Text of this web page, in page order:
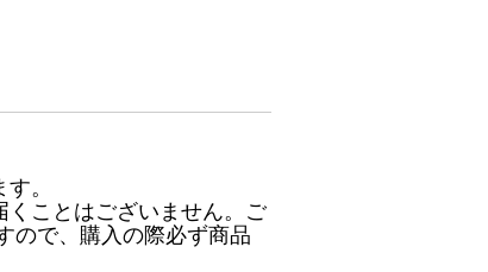
。
ことはございません。ご
ので、購入の際必ず商品